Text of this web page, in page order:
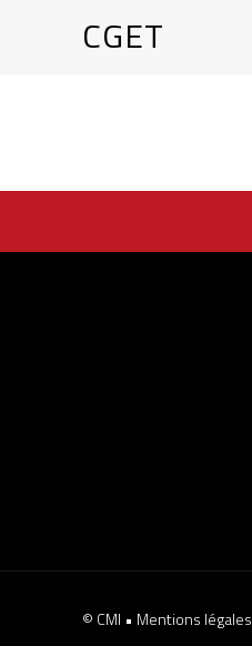
CGET
© CMI • Mentions légales